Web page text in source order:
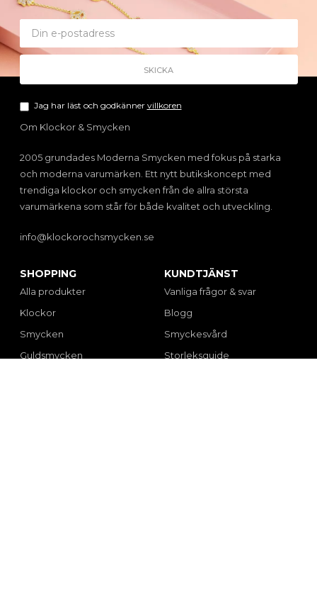
Jag har läst och godkänner villkoren
Om Klockor & Smycken
2005 grundades Moderna Smycken med fokus på starka
och moderna varumärken. Ett nytt butikskoncept med
trendiga klockor och smycken från de allra största
varumärkena som står för både kvalitet och utveckling.
info@klockorochsmycken.se
SHOPPING
Alla produkter
Klockor
Smycken
Guldsmycken
KUNDTJÄNST
Vanliga frågor & svar
Blogg
Smyckesvård
Storleksguide